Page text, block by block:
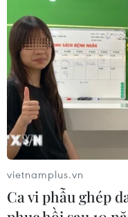
CƠ QUAN CHỦ QUẢN: THÔNG
Tổng Biên tập: TRẦN
Phó Tổng Biên tập:
THỦY
Sở hữu trí tuệ
RSS
Ngôn ngữ
Dịch vụ tin
vietnamplus.vn
Ca vi phẫu ghép